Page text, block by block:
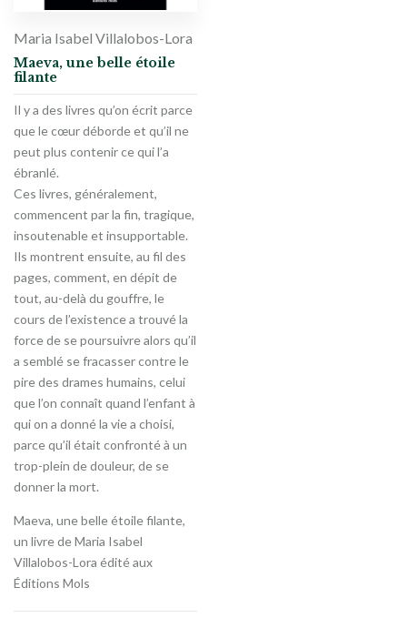
Maria Isabel Villalobos-Lora
Maeva, une belle étoile
filante
Il y a des livres qu’on écrit parce
que le cœur déborde et qu’il ne
peut plus contenir ce qui l’a
ébranlé.
Ces livres, généralement,
commencent par la fin, tragique,
insoutenable et insupportable.
Ils montrent ensuite, au fil des
pages, comment, en dépit de
tout, au-delà du gouffre, le
cours de l’existence a trouvé la
force de se poursuivre alors qu’il
a semblé se fracasser contre le
pire des drames humains, celui
que l’on connaît quand l’enfant à
qui on a donné la vie a choisi,
parce qu’il était confronté à un
trop-plein de douleur, de se
donner la mort.
Maeva, une belle étoile filante,
un livre de Maria Isabel
Villalobos-Lora édité aux
Éditions Mols